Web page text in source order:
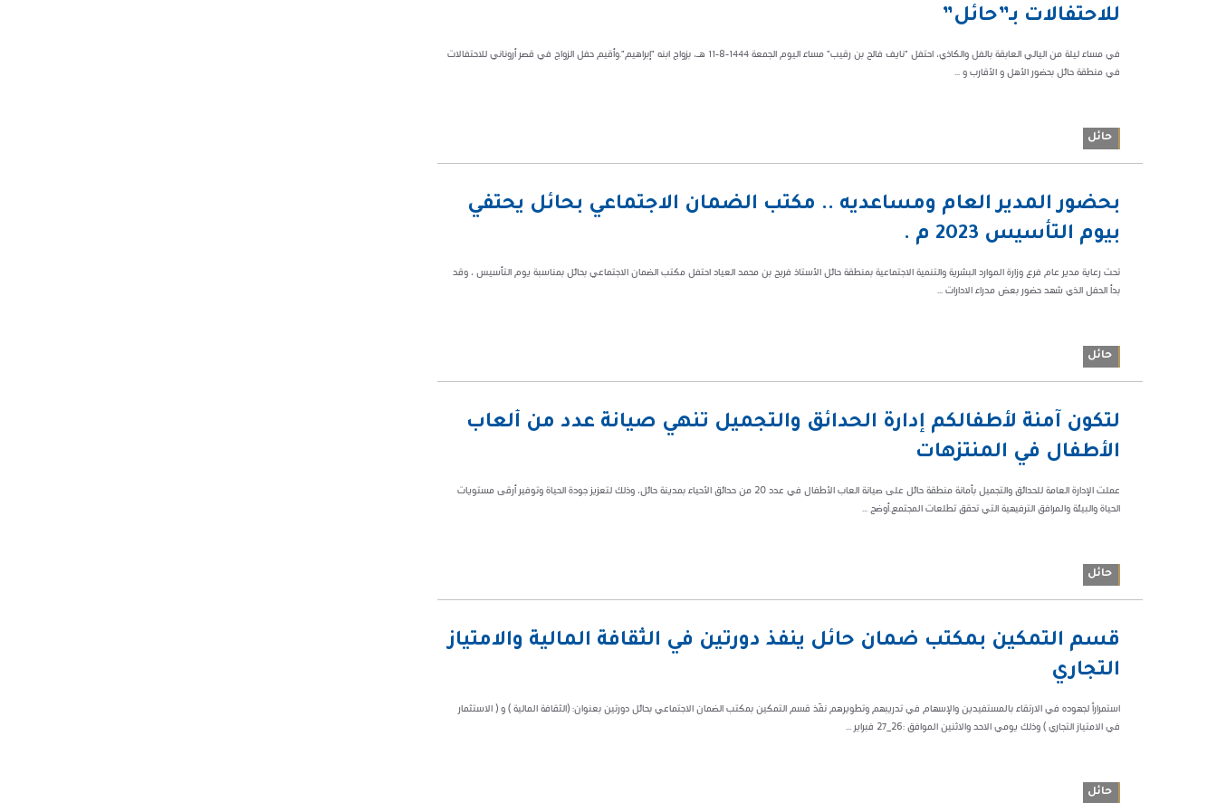
للاحتفالات بـ”حائل”
في مساء ليلة من اليالي العابقة بالفل والكاذي، احتفل "نايف فالح بن رقيب" مساء اليوم الجمعة 1444-8-11 هـ، بزواج ابنه "إبراهيم".وأقيم حفل الزواج في قصر أروناني للاحتفالات
في منطقة حائل بحضور الأهل و الأقارب و ...
حائل
بحضور المدير العام ومساعديه .. مكتب الضمان الاجتماعي بحائل يحتفي
بيوم التأسيس 2023 م .
تحت رعاية مدير عام فرع وزارة الموارد البشرية والتنمية الاجتماعية بمنطقة حائل الأستاذ فريح بن محمد العياد احتفل مكتب الضمان الاجتماعي بحائل بمناسبة يوم التأسيس ، وقد
بدأ الحفل الذي شهد حضور بعض مدراء الادارات ...
حائل
لتكون آمنة لأطفالكم إدارة الحدائق والتجميل تنهي صيانة عدد من ألعاب
الأطفال في المنتزهات
عملت الإدارة العامة للحدائق والتجميل بأمانة منطقة حائل على صيانة العاب الأطفال في عدد 20 من حدائق الأحياء بمدينة حائل، وذلك لتعزيز جودة الحياة وتوفير أرقى مستويات
الحياة والبيئة والمرافق الترفيهية التي تحقق تطلعات المجتمع.أوضح ...
حائل
قسم التمكين بمكتب ضمان حائل ينفذ دورتين في الثقافة المالية والامتياز
التجاري
استمراراً لجهوده في الارتقاء بالمستفيدين والإسهام في تدريبهم وتطويرهم نفّذ قسم التمكين بمكتب الضمان الاجتماعي بحائل دورتين بعنوان: (الثقافة المالية ) و ( الاستثمار
في الامتياز التجاري ) وذلك يومي الاحد والاثنين الموافق :26_27 فبراير ...
حائل